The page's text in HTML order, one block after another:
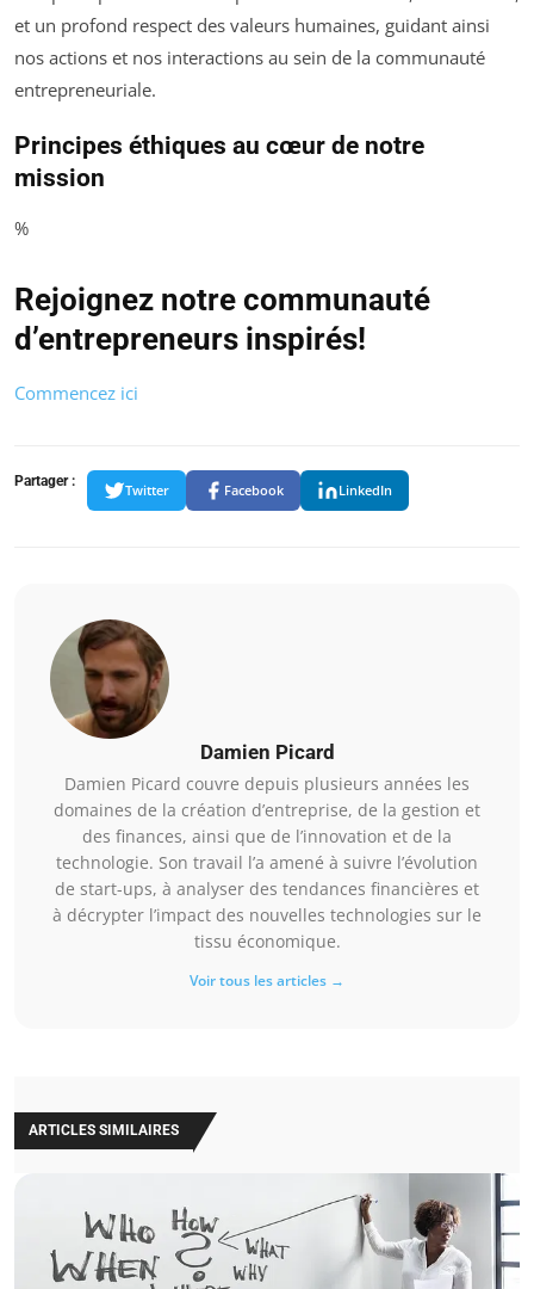
et un profond respect des valeurs humaines, guidant ainsi
nos actions et nos interactions au sein de la communauté
entrepreneuriale.
Principes éthiques au cœur de notre
mission
%
Rejoignez notre communauté
d’entrepreneurs inspirés!
Commencez ici
Partager :
Twitter Facebook LinkedIn
Damien Picard
Damien Picard couvre depuis plusieurs années les
domaines de la création d’entreprise, de la gestion et
des finances, ainsi que de l’innovation et de la
technologie. Son travail l’a amené à suivre l’évolution
de start-ups, à analyser des tendances financières et
à décrypter l’impact des nouvelles technologies sur le
tissu économique.
Voir tous les articles →
ARTICLES SIMILAIRES